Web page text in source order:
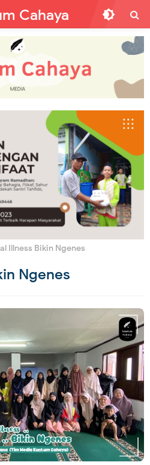
Cahaya
Illness Bikin Ngenes
Ngenes